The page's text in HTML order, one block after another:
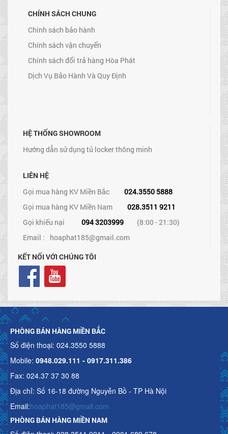
CHÍNH SÁCH CHUNG
Chính sách bảo hành
Chính sách vận chuyển
Chính sách đổi trả hàng Hòa Phát
Dịch Vụ Bảo Hành Và Quy Định
HỆ THỐNG SHOWROOM
Hướng dẫn sử dụng tủ locker thông minh
LIÊN HỆ
Gọi mua hàng KV Miền Bắc
024.3550 5888
Gọi mua hàng KV Miền Nam
028.3511 9211
Gọi khiếu nại
094 3203999
(8:00 - 21:30)
Email : hoaphat185@gmail.com
KẾT NỐI VỚI CHÚNG TÔI
PHÒNG BÁN HÀNG MIỀN BẮC
Số điện thoại: 024.3550 5888
Mobile: 0948.029.111 - 0917.311.386
Fax: 024.37 37 30 88
Địa chỉ: Số 16-18 đường Nguyễn Bồ - TP Hà Nội
Email:hoaphat185@gmail.com
PHÒNG BÁN HÀNG MIỀN NAM